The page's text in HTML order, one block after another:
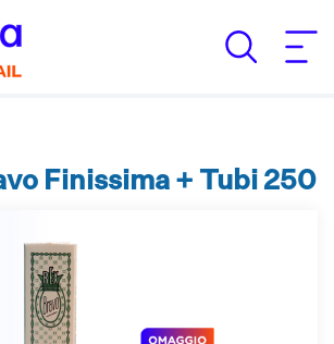
Finissima + Tubi 250